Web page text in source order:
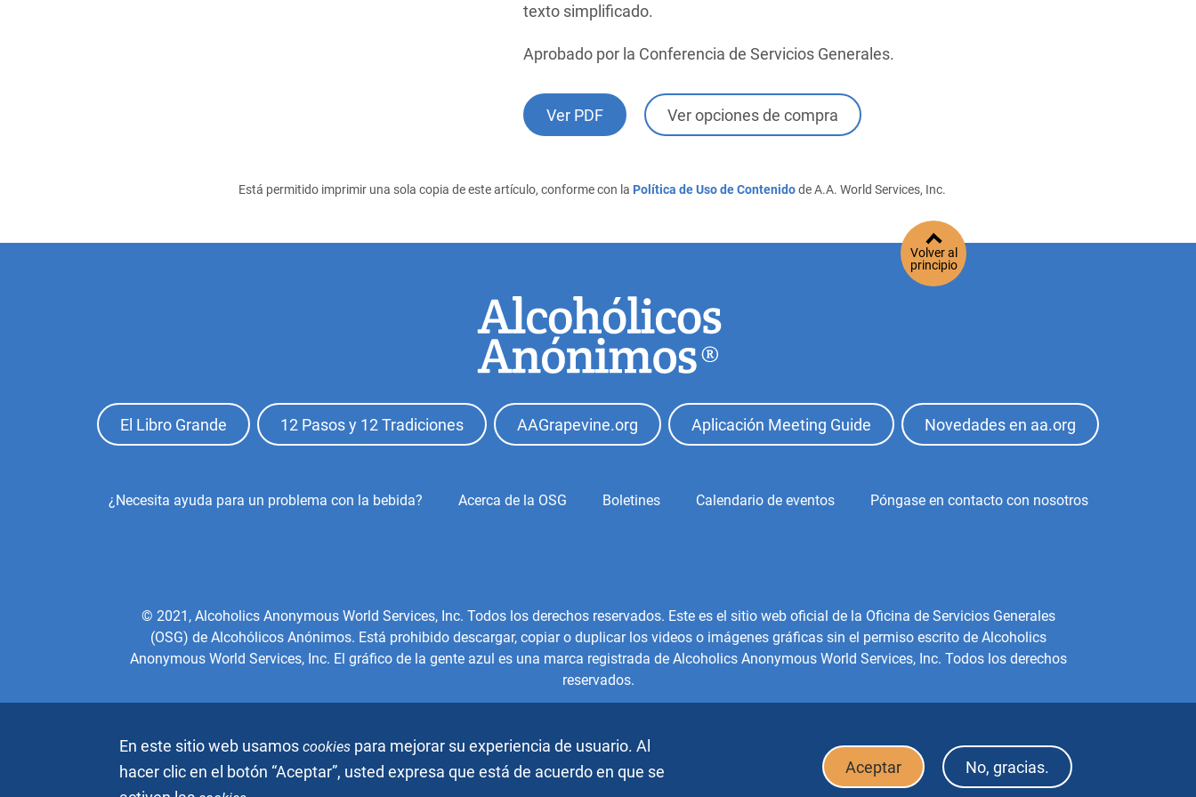
texto simplificado.
Aprobado por la Conferencia de Servicios Generales.
Ver PDF Ver opciones de compra
Está permitido imprimir una sola copia de este artículo, conforme con la Política de Uso de Contenidode A.A. World Services, Inc.
Volver al
principio
Footer
Top
Menu
El Libro Grande 12 Pasos y 12 Tradiciones AAGrapevine.org Aplicación Meeting Guide Novedades en aa.org
Footer
¿Necesita ayuda para un problema con la bebida? Acerca de la OSG Boletines Calendario de eventos Póngase en contacto con nosotros
© 2021, Alcoholics Anonymous World Services, Inc. Todos los derechos reservados. Este es el sitio web oficial de la Oficina de Servicios Generales
(OSG) de Alcohólicos Anónimos. Está prohibido descargar, copiar o duplicar los videos o imágenes gráficas sin el permiso escrito de Alcoholics
Anonymous World Services, Inc. El gráfico de la gente azul es una marca registrada de Alcoholics Anonymous World Services, Inc. Todos los derechos
reservados.
En este sitio web usamoscookies para mejorar su experiencia de usuario. Al
hacer clic en el botón “Aceptar”, usted expresa que está de acuerdo en que se
Aceptar No, gracias.